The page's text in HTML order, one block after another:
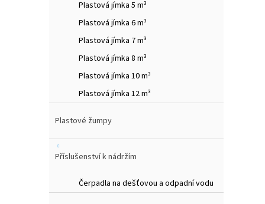
Plastová jímka 5 m³
Plastová jímka 6 m³
Plastová jímka 7 m³
Plastová jímka 8 m³
Plastová jímka 10 m³
Plastová jímka 12 m³
Plastové žumpy
Příslušenství k nádržím
Čerpadla na dešťovou a odpadní vodu